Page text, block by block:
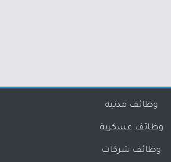
وظائف مدنية
وظائف عسكرية
وظائف شركات